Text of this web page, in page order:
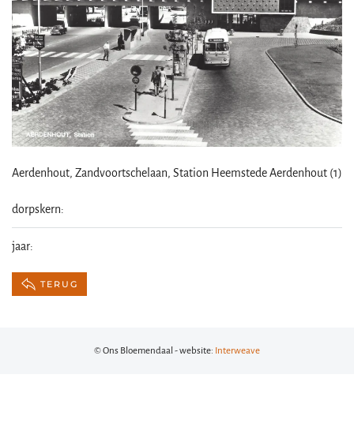
Aerdenhout, Zandvoortschelaan, Station Heemstede Aerdenhout (1)
dorpskern:
jaar:
TERUG
© Ons Bloemendaal - website: Interweave